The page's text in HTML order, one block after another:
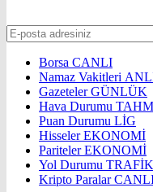
Borsa CANLI
Namaz Vakitleri
GazetelerGÜNLÜK
Hava Durumu
Puan Durumu LİG
HisselerEKONOMİ
ParitelerEKONOMİ
Yol Durumu TRAFİK
Kripto Paralar